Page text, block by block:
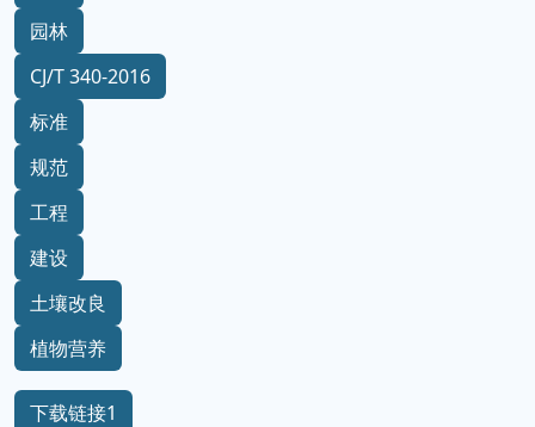
园林
CJ/T 340-2016
标准
规范
工程
建设
土壤改良
植物营养
下载链接1